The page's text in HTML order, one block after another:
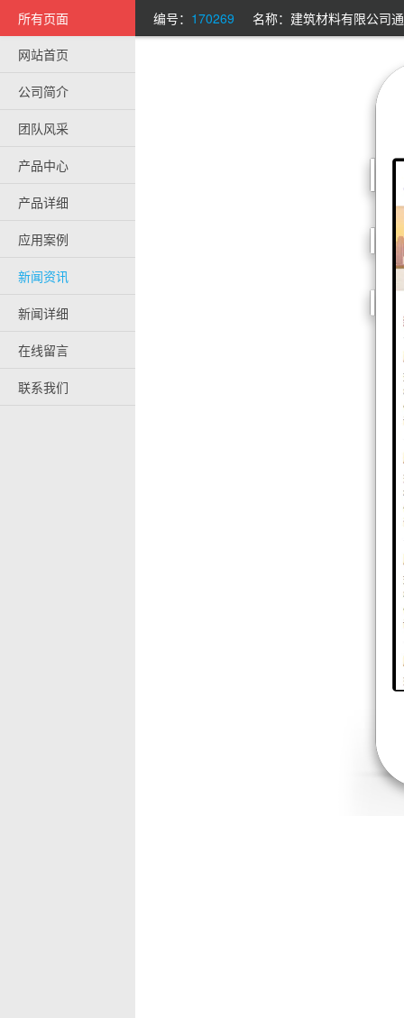
所有页面
网站首页
公司简介
团队风采
产品中心
产品详细
应用案例
新闻资讯
新闻详细
在线留言
联系我们
编号： 170269 名称：建筑材料有限公司